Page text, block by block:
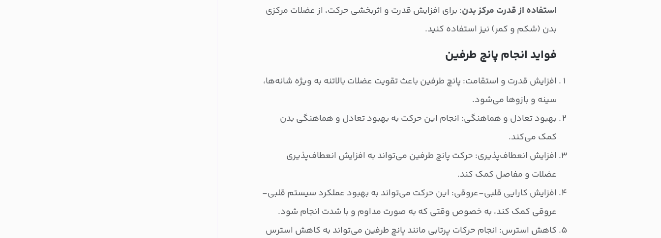
استفاده از قدرت مرکز بدن: برای افزایش قدرت و اثربخشی حرکت، از عضلات مرکزی
بدن (شکم و کمر) نیز استفاده کنید.
فواید انجام پانچ طرفین
افزایش قدرت و استقامت: پانچ طرفین باعث تقویت عضلات بالاتنه به ویژه شانه‌ها،
سینه و بازوها می‌شود.
بهبود تعادل و هماهنگی: انجام این حرکت به بهبود تعادل و هماهنگی بدن
کمک می‌کند.
افزایش انعطاف‌پذیری: حرکت پانچ طرفین می‌تواند به افزایش انعطاف‌پذیری
عضلات و مفاصل کمک کند.
افزایش کارایی قلبی-عروقی: این حرکت می‌تواند به بهبود عملکرد سیستم قلبی-
عروقی کمک کند، به خصوص وقتی که به صورت مداوم و با شدت انجام شود.
کاهش استرس: انجام حرکات پرتابی مانند پانچ طرفین می‌تواند به کاهش استرس